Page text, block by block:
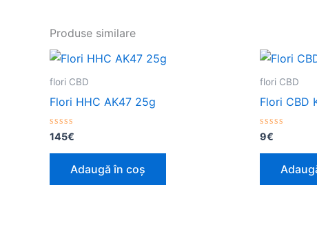
Produse similare
flori CBD
Flori HHC AK47 25g
Evaluat
la
0
145€
Adaugă în coș
flori CBD
Flori CBD
Evaluat
la
0
9€